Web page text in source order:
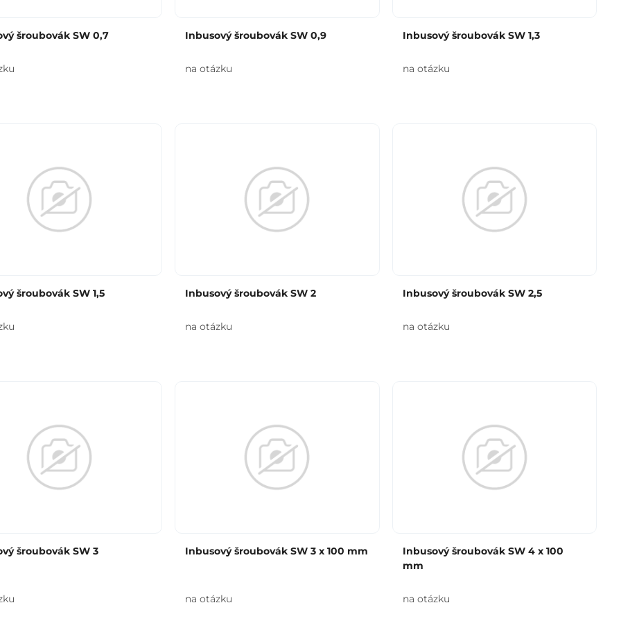
šroubovák SW 0,7 Inbusový šroubovák SW 0,9
na otázku
Inbusový šroubovák SW 1,3
na otázku
šroubovák SW 1,5 Inbusový šroubovák SW 2
na otázku
Inbusový šroubovák SW 2,5
na otázku
šroubovák SW 3 Inbusový šroubovák SW 3 x 100 mm
na otázku
Inbusový šroubovák SW 4 x 100
mm
na otázku